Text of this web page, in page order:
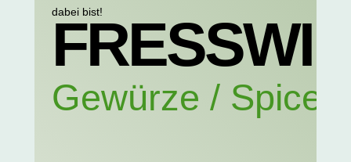
dabei bist!
Gewürze / Spices